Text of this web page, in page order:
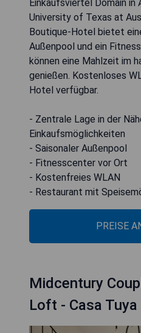
Einkaufsviertel Domain in
University of Texas at
Boutique-Hotel bietet
Außenpool und ein
können eine Mahlzeit im
genießen. Kostenloses
Hotel verfügbar.
- Zentrale Lage in der
Einkaufsmöglichkeiten
- Saisonaler Außenpool
- Fitnesscenter vor Ort
- Kostenfreies WLAN
- Restaurant mit
PREISE
Midcentury
Loft - Casa Tuya